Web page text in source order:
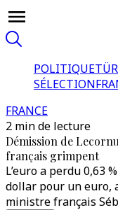
POLITIQUE
SÉLECTION
FRANCE
2 min de lecture
Démission de
français grimpent
L’euro a perdu 0,63
dollar pour un euro,
ministre français